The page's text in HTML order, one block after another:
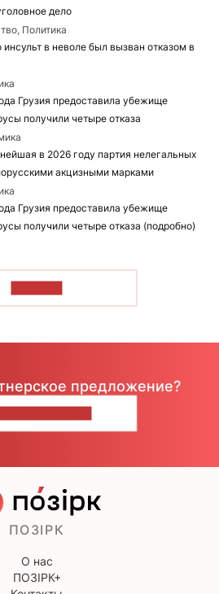
дело
Политика
инсульт в неволе был вызван отказом в
Грузия предоставила убежище
получили четыре отказа
в 2026 году партия нелегальных
акцизными марками
Грузия предоставила убежище
получили четыре отказа (подробно)
предложение?
ПОЗІРК
О нас
ПОЗІРК+